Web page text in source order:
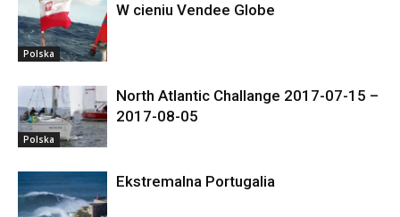
Polska
W cieniu Vendee Globe
Polska
North Atlantic Challange 2017-07-15 –
2017-08-05
Ekstremalna Portugalia